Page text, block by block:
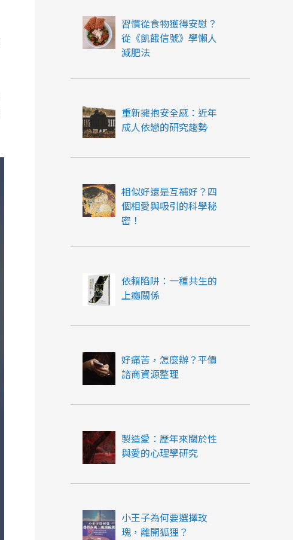
習慣從食物獲得安慰？
從《飢餓信號》學懶人
減肥法
重新擁抱安全感：近年
成人依戀的研究趨勢
相似好還是互補好？四
個相愛與吸引的科學秘
密！
依賴陷阱：一種共生的
上癮關係
好痛苦，怎麼辦？平價
諮商資源整理
製造愛：歷年來關於性
與愛的心理學研究
小王子為何要選擇玫
瑰，離開狐狸？